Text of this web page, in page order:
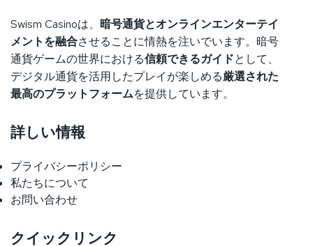
Swism Casinoは、 暗号通貨とオンラインエンターテイ
メントを融合させることに情熱を注いでいます。暗号
通貨ゲームの世界における信頼できるガイドとして、
デジタル通貨を活用したプレイが楽しめる厳選された
最高のプラットフォームを提供しています。
詳しい情報
プライバシーポリシー
私たちについて
お問い合わせ
クイックリンク